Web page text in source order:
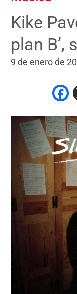
Kike
plan B’,
9 de enero de